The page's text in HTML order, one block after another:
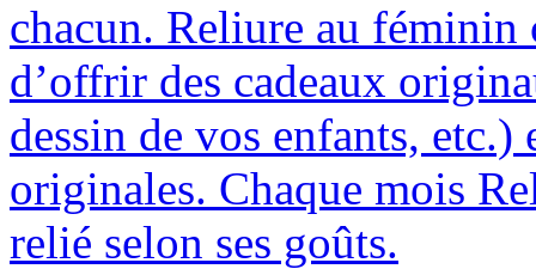
chacun. Reliure au féminin
d’offrir des cadeaux
dessin de vos enfants,
originales. Chaque mois
relié selon ses goûts.